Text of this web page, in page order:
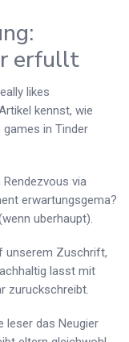
erfullt
likes
kennst, wie
in Tinder
via
erwartungsgema?
uberhaupt).
unserem Zuschrift,
lasst mit
zuruckschreibt.
leser das Neugier